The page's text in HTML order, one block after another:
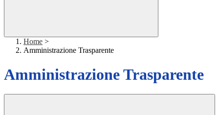
Home >
Amministrazione Trasparente
Amministrazione Trasparente